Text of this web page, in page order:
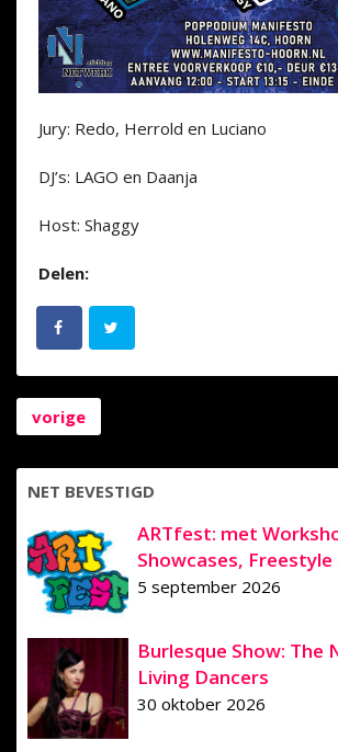
Jury: Redo, Herrold en Luciano
DJ’s: LAGO en Daanja
Host: Shaggy
Delen:
vorige
NET BEVESTIGD
ARTfest: met
Showcases, Freestyle
5 september 2026
Burlesque Show: The
Living Dancers
30 oktober 2026